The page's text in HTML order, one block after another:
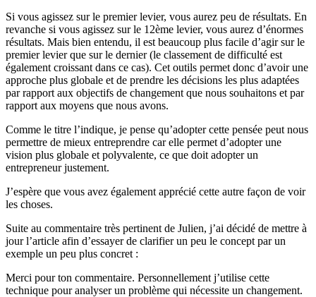
Si vous agissez sur le premier levier, vous aurez peu de résultats. En
revanche si vous agissez sur le 12ème levier, vous aurez d’énormes
résultats. Mais bien entendu, il est beaucoup plus facile d’agir sur le
premier levier que sur le dernier (le classement de difficulté est
également croissant dans ce cas). Cet outils permet donc d’avoir une
approche plus globale et de prendre les décisions les plus adaptées
par rapport aux objectifs de changement que nous souhaitons et par
rapport aux moyens que nous avons.
Comme le titre l’indique, je pense qu’adopter cette pensée peut nous
permettre de mieux entreprendre car elle permet d’adopter une
vision plus globale et polyvalente, ce que doit adopter un
entrepreneur justement.
J’espère que vous avez également apprécié cette autre façon de voir
les choses.
Suite au commentaire très pertinent de Julien, j’ai décidé de mettre à
jour l’article afin d’essayer de clarifier un peu le concept par un
exemple un peu plus concret :
Merci pour ton commentaire. Personnellement j’utilise cette
technique pour analyser un problème qui nécessite un changement.